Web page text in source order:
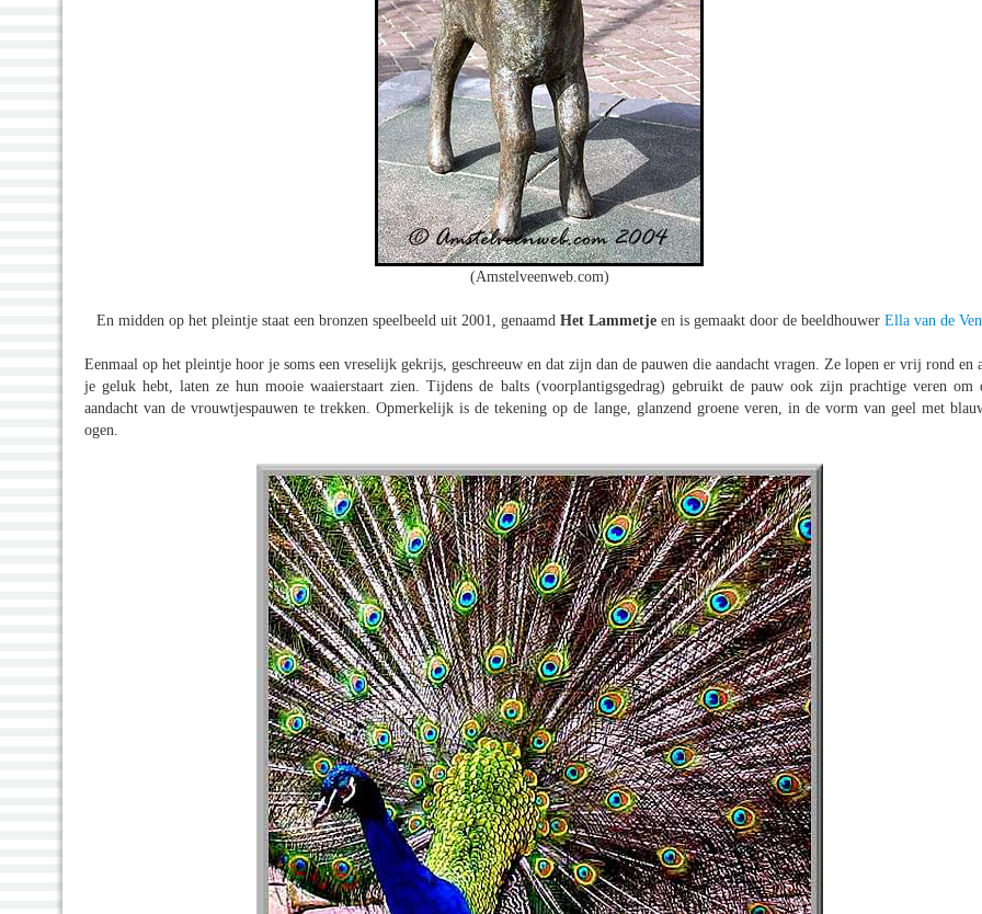
(Amstelveenweb.com)
En midden op het pleintje staat een bronzen speelbeeld uit 2001, genaamd Het Lammetje en is gemaakt door de beeldhouwer Ella van de Ven
Eenmaal op het pleintje hoor je soms een vreselijk gekrijs, geschreeuw en dat zijn dan de pauwen die aandacht vragen. Ze lopen er vrij rond en
je geluk hebt, laten ze hun mooie waaierstaart zien. Tijdens de balts (voorplantigsgedrag) gebruikt de pauw ook zijn prachtige veren om
aandacht van de vrouwtjespauwen te trekken. Opmerkelijk is de tekening op de lange, glanzend groene veren, in de vorm van geel met
ogen.